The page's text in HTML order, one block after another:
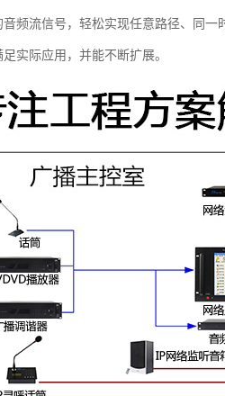
频流信号，轻松实现任意路径、同
实际应用，并能不断扩展。